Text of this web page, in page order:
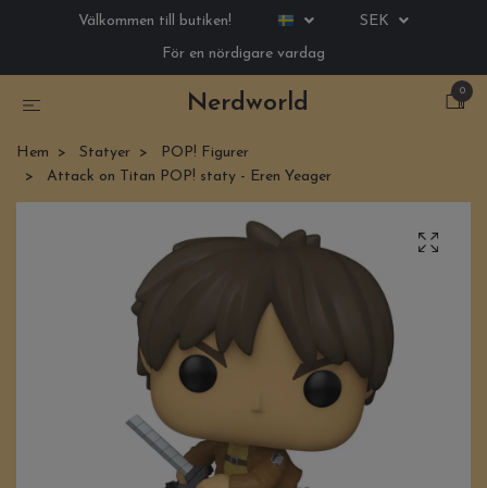
Välkommen till butiken!
SEK
För en nördigare vardag
Nerdworld
0
Hem Statyer
POP! Figurer
Attack on Titan POP! staty - Eren Yeager